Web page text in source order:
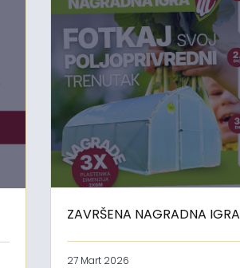
ZAVRŠENA NAGRADNA IGRA
27 Mart 2026